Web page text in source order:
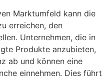
Marktumfeld kann die
erreichen, den
Unternehmen, die in
Produkte anzubieten,
ab und können eine
einnehmen. Dies führt